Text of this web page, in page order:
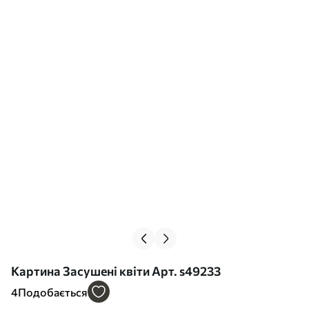
Картина Засушені квіти Арт. s49233
4Подобається